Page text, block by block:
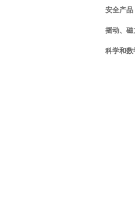
安全产品
摇动、磁
科学和数